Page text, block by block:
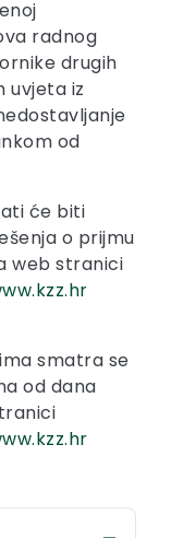
radnog
drugih
uvjeta iz
od
će biti
o prijmu
web stranici
smatra se
od dana